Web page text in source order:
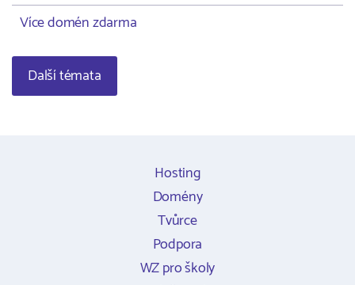
Více domén zdarma
Další témata
Hosting
Domény
Tvůrce
Podpora
WZ pro školy